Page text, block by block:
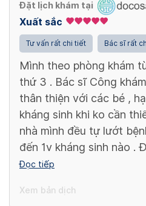
Đặt lịch khám tại
Xuất sắc
Tư vấn rất chi tiết Bác sĩ rất
Mình theo phòng khám
thứ 3 . Bác sĩ Công
thân thiện với các bé ,
kháng sinh khi ko cần
nhà mình đều tự lướt
đến 1v kháng sinh nào .
Đọc tiếp
Xem bản dịch